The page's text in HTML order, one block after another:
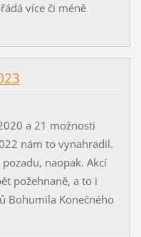
více či méně
a 21 možnosti
nám to vynahradil.
naopak. Akcí
požehnaně, a to i
Bohumila Konečného